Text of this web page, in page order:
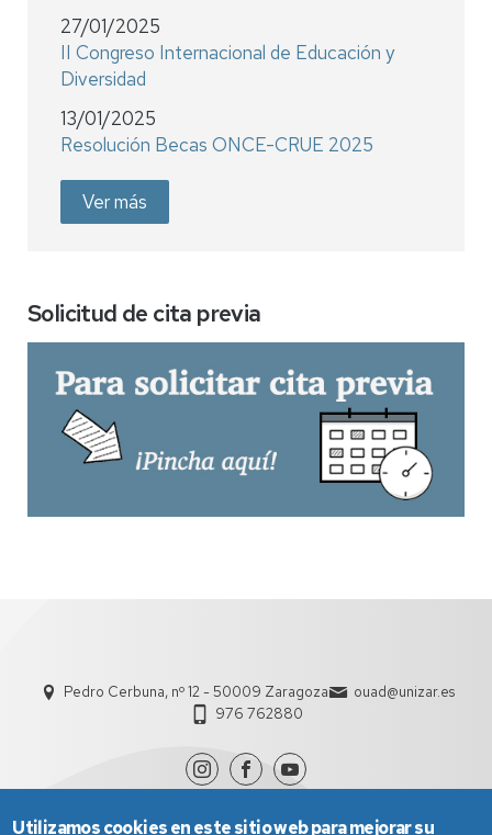
27/01/2025
II Congreso Internacional de Educación y
Diversidad
13/01/2025
Resolución Becas ONCE-CRUE 2025
Ver más
Solicitud de cita previa
Pedro Cerbuna, nº 12 - 50009 Zaragoza
ouad@unizar.es
976 762880
Utilizamos cookies en este sitio web para mejorar su